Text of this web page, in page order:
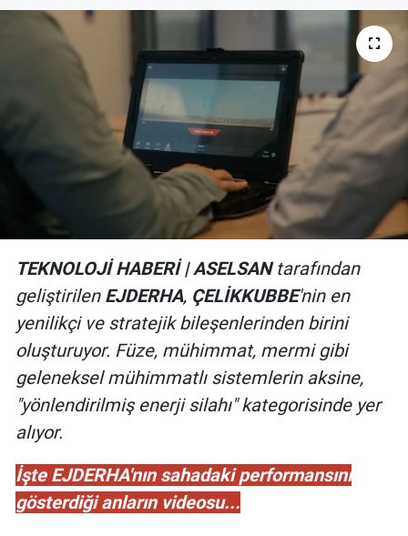
TEKNOLOJİ HABERİ | ASELSANtarafından
geliştirilen EJDERHA, ÇELİKKUBBE'nin en
yenilikçi ve stratejik bileşenlerinden birini
oluşturuyor. Füze, mühimmat, mermi gibi
geleneksel mühimmatlı sistemlerin aksine,
"yönlendirilmiş enerji silahı" kategorisinde yer
alıyor.
İşte EJDERHA'nın sahadaki performansını
gösterdiği anların videosu...
Kadın
Erişim Bilgileri
Teknoloji
Ramazan